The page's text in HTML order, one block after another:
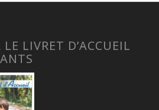
LIVRET D’ACCUEIL